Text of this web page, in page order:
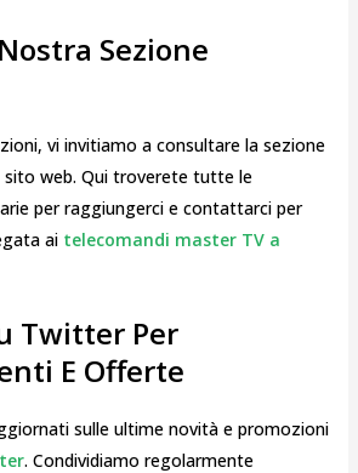
Sezione
vi invitiamo a consultare la sezione
web. Qui troverete tutte le
per raggiungerci e contattarci per
ai telecomandi master TV a
Twitter Per
E Offerte
sulle ultime novità e promozioni
. Condividiamo regolarmente